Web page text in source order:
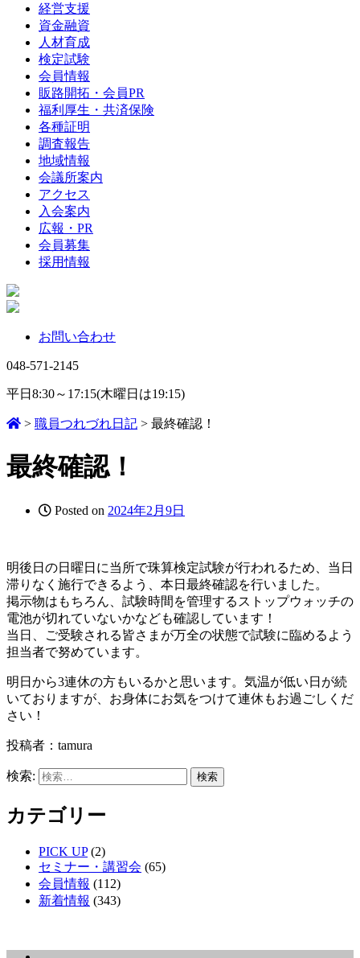
経営支援
資金融資
人材育成
検定試験
会員情報
販路開拓・会員PR
福利厚生・共済保険
各種証明
調査報告
地域情報
会議所案内
アクセス
入会案内
広報・PR
会員募集
採用情報
お問い合わせ
048-571-2145
平日8:30～17:15(木曜日は19:15)
> 職員つれづれ日記 > 最終確認！
最終確認！
Posted on 2024年2月9日
明後日の日曜日に当所で珠算検定試験が行われるため、当日
滞りなく施行できるよう、本日最終確認を行いました。
掲示物はもちろん、試験時間を管理するストップウォッチの
電池が切れていないかなども確認しています！
当日、ご受験される皆さまが万全の状態で試験に臨めるよう
担当者で努めています。
明日から3連休の方もいるかと思います。気温が低い日が続
いておりますが、お身体にお気をつけて連休もお過ごしくだ
さい！
投稿者：tamura
検索:
カテゴリー
PICK UP(2)
セミナー・講習会 (65)
会員情報 (112)
新着情報 (343)